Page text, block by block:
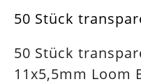
50 Stück
50 Stück
11x5,5mm Loom